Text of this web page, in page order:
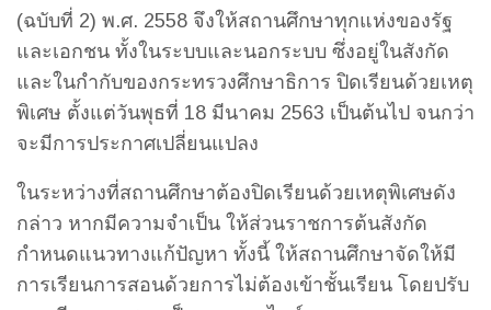
(ฉบับที่ 2) พ.ศ. 2558 จึงให้สถานศึกษาทุกแห่งของรัฐ
และเอกชน ทั้งในระบบและนอกระบบ ซึ่งอยู่ในสังกัด
และในกำกับของกระทรวงศึกษาธิการ ปิดเรียนด้วยเหตุ
พิเศษ ตั้งแต่วันพุธที่ 18 มีนาคม 2563 เป็นต้นไป จนกว่า
จะมีการประกาศเปลี่ยนแปลง
ในระหว่างที่สถานศึกษาต้องปิดเรียนด้วยเหตุพิเศษดัง
กล่าว หากมีความจำเป็น ให้ส่วนราชการต้นสังกัด
กำหนดแนวทางแก้ปัญหา ทั้งนี้ ให้สถานศึกษาจัดให้มี
การเรียนการสอนด้วยการไม่ต้องเข้าชั้นเรียน โดยปรับ